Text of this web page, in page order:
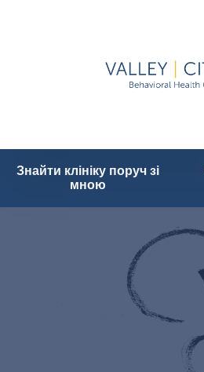
Знайти клініку поруч зі
мною